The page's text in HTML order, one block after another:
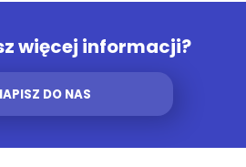
więcej informacji?
DO NAS